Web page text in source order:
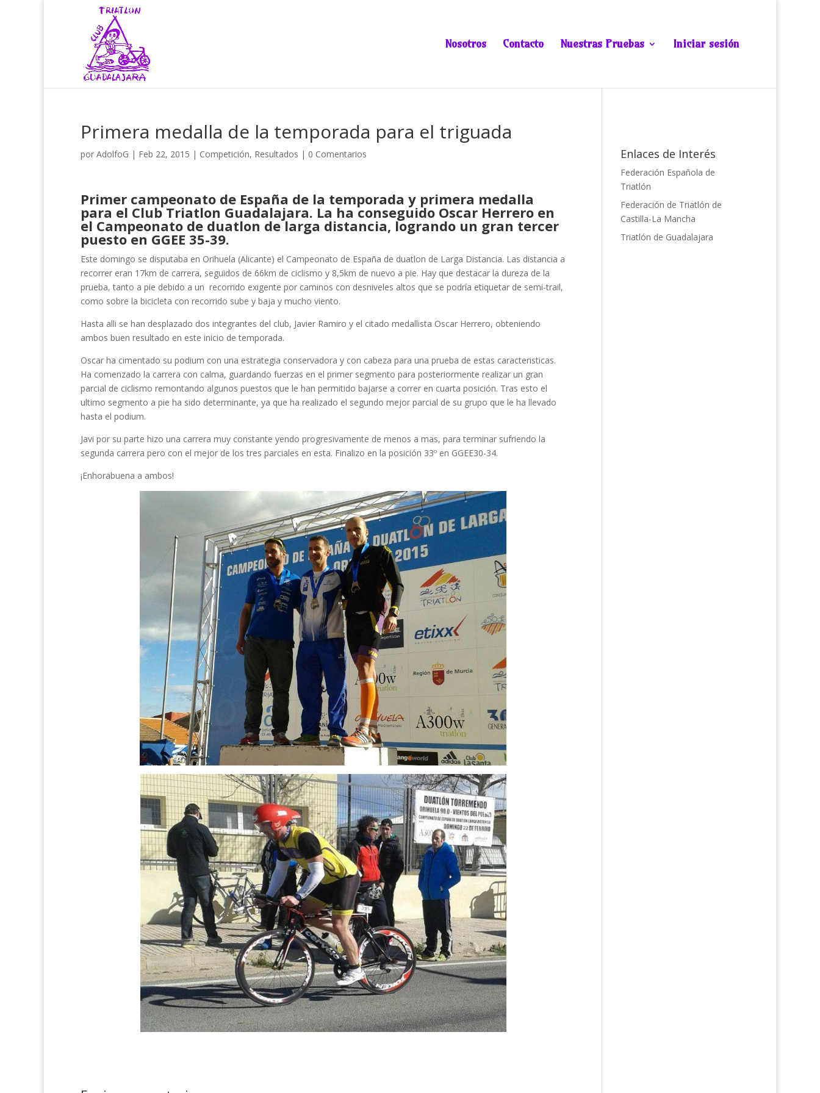
Nosotros Contacto Nuestras Pruebas Iniciar sesión
Primera medalla de la temporada para el triguada
por AdolfoG | Feb 22, 2015 | Competición, Resultados | 0 Comentarios
Primer campeonato de España de la temporada y primera medalla
para el Club Triatlon Guadalajara. La ha conseguido Oscar Herrero en
el Campeonato de duatlon de larga distancia, logrando un gran tercer
puesto en GGEE 35-39.
Este domingo se disputaba en Orihuela (Alicante) el Campeonato de España de duatlon de Larga Distancia. Las distancia a
recorrer eran 17km de carrera, seguidos de 66km de ciclismo y 8,5km de nuevo a pie. Hay que destacar la dureza de la
prueba, tanto a pie debido a un recorrido exigente por caminos con desniveles altos que se podría etiquetar de semi-trail,
como sobre la bicicleta con recorrido sube y baja y mucho viento.
Hasta alli se han desplazado dos integrantes del club, Javier Ramiro y el citado medallista Oscar Herrero, obteniendo
ambos buen resultado en este inicio de temporada.
Oscar ha cimentado su podium con una estrategia conservadora y con cabeza para una prueba de estas caracteristicas.
Ha comenzado la carrera con calma, guardando fuerzas en el primer segmento para posteriormente realizar un gran
parcial de ciclismo remontando algunos puestos que le han permitido bajarse a correr en cuarta posición. Tras esto el
ultimo segmento a pie ha sido determinante, ya que ha realizado el segundo mejor parcial de su grupo que le ha llevado
hasta el podium.
Javi por su parte hizo una carrera muy constante yendo progresivamente de menos a mas, para terminar sufriendo la
segunda carrera pero con el mejor de los tres parciales en esta. Finalizo en la posición 33º en GGEE30-34.
¡Enhorabuena a ambos!
Enlaces de Interés
Federación Española de
Triatlón
Federación de Triatlón de
Castilla-La Mancha
Triatlón de Guadalajara